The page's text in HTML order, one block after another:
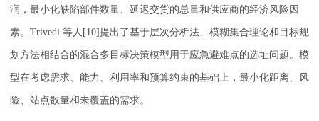
润，最小化缺陷部件数量、延迟交货的总量和供应商的经济风险因
素。Trivedi 等人[10]提出了基于层次分析法、模糊集合理论和目标规
划方法相结合的混合多目标决策模型用于应急避难点的选址问题。模
型在考虑需求、能力、利用率和预算约束的基础上，最小化距离、风
险、站点数量和未覆盖的需求。